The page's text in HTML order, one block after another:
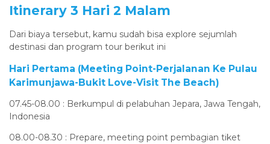
Itinerary 3 Hari 2 Malam
Dari biaya tersebut, kamu sudah bisa explore sejumlah
destinasi dan program tour berikut ini
Hari Pertama (Meeting Point-Perjalanan Ke Pulau
Karimunjawa-Bukit Love-Visit The Beach)
07.45-08.00 : Berkumpul di pelabuhan Jepara, Jawa Tengah,
Indonesia
08.00-08.30 : Prepare, meeting point pembagian tiket